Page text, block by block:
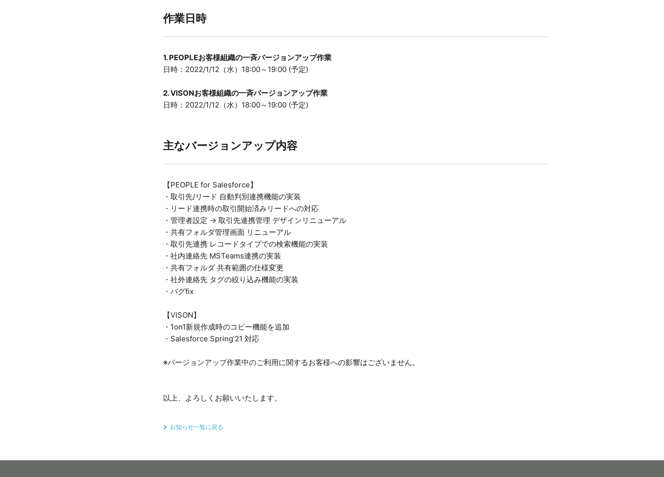
作業日時
1. PEOPLEお客様組織の一斉バージョンアップ作業
日時：2022/1/12（水）18:00～19:00 (予定)
2. VISONお客様組織の一斉バージョンアップ作業
日時：2022/1/12（水）18:00～19:00 (予定)
主なバージョンアップ内容
【PEOPLE for Salesforce】
・取引先/リード ⾃動判別連携機能の実装
・リード連携時の取引開始済みリードへの対応
・管理者設定 -> 取引先連携管理 デザインリニューアル
・共有フォルダ管理画⾯ リニューアル
・取引先連携 レコードタイプでの検索機能の実装
・社内連絡先 MSTeams連携の実装
・共有フォルダ 共有範囲の仕様変更
・社外連絡先 タグの絞り込み機能の実装
・バグfix
【VISON】
・1on1新規作成時のコピー機能を追加
・Salesforce Spring’21 対応
※バージョンアップ作業中のご利用に関するお客様への影響はございません。
以上、よろしくお願いいたします。
お知らせ一覧に戻る